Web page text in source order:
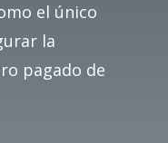
el único
la
pagado de